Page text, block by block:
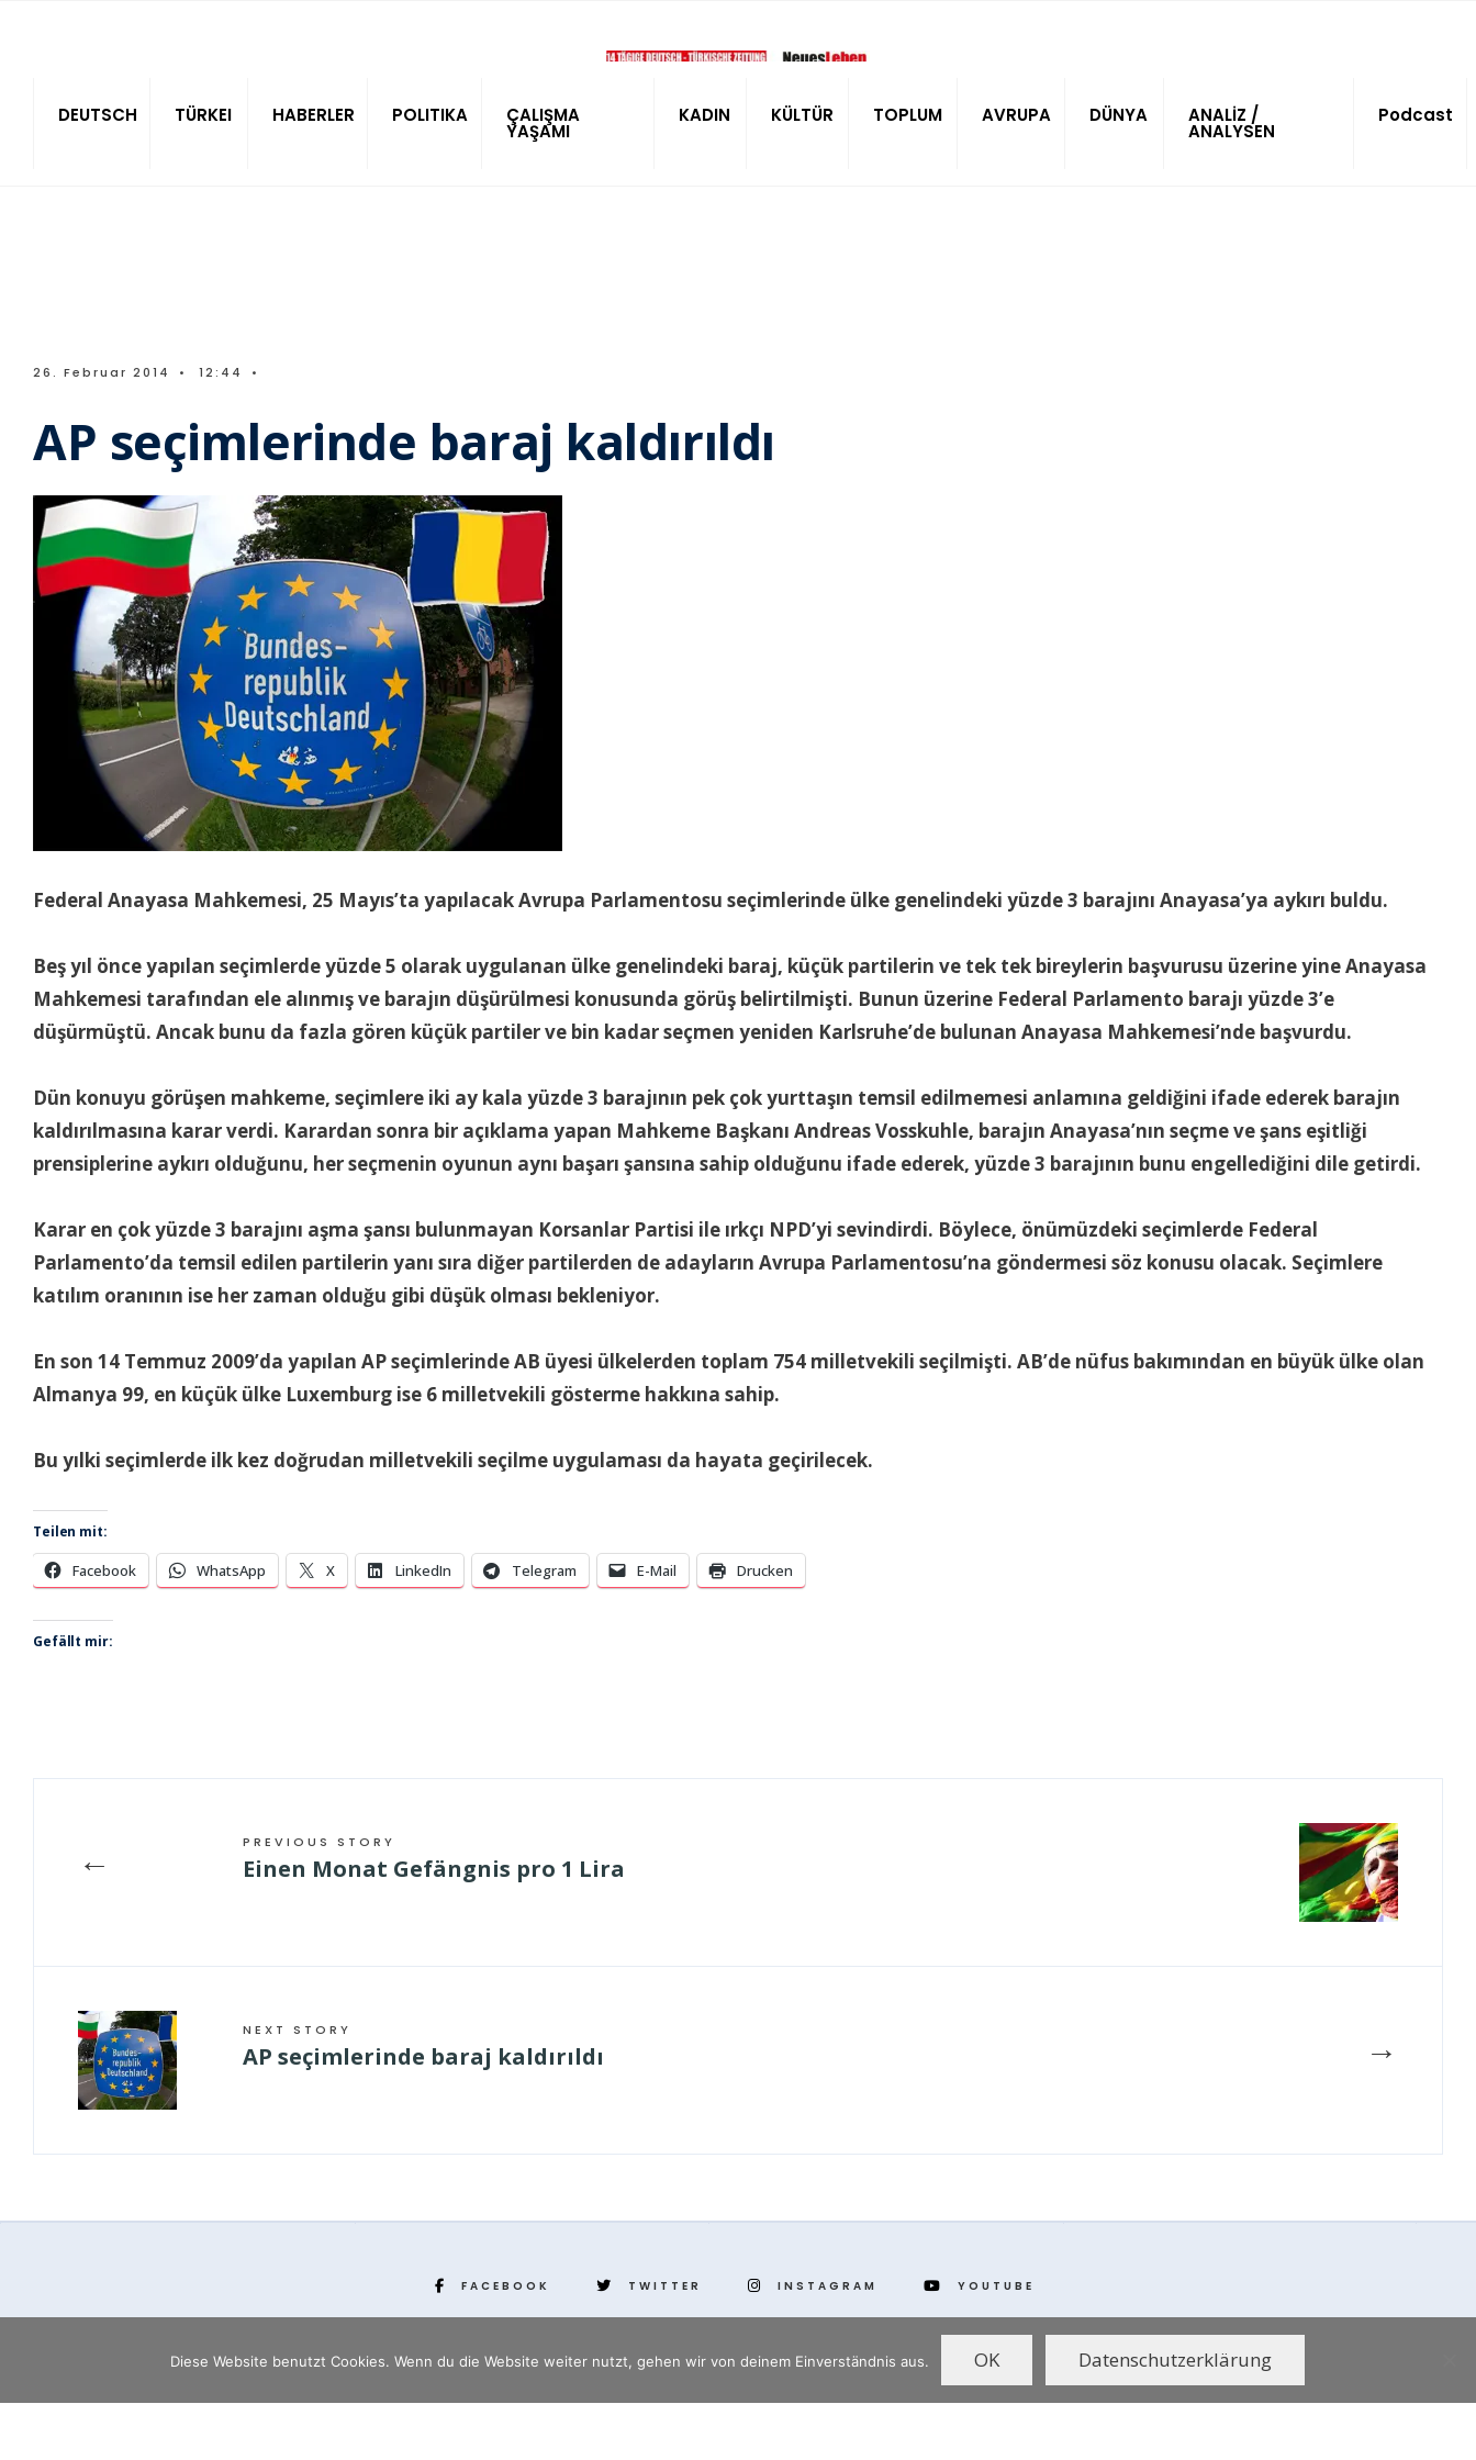
DEUTSCH TÜRKEI HABERLER POLITIKA ÇALIŞMA
YAŞAMI
KADIN KÜLTÜR TOPLUM AVRUPA DÜNYA ANALİZ /
ANALYSEN
Podcast
26. Februar 2014 • 12:44 •
AP seçimlerinde baraj kaldırıldı
Federal Anayasa Mahkemesi, 25 Mayıs’ta yapılacak Avrupa Parlamentosu seçimlerinde ülke genelindeki yüzde 3 barajını Anayasa’ya aykırı buldu.
Beş yıl önce yapılan seçimlerde yüzde 5 olarak uygulanan ülke genelindeki baraj, küçük partilerin ve tek tek bireylerin başvurusu üzerine yine Anayasa
Mahkemesi tarafından ele alınmış ve barajın düşürülmesi konusunda görüş belirtilmişti. Bunun üzerine Federal Parlamento barajı yüzde 3’e
düşürmüştü. Ancak bunu da fazla gören küçük partiler ve bin kadar seçmen yeniden Karlsruhe’de bulunan Anayasa Mahkemesi’nde başvurdu.
Dün konuyu görüşen mahkeme, seçimlere iki ay kala yüzde 3 barajının pek çok yurttaşın temsil edilmemesi anlamına geldiğini ifade ederek barajın
kaldırılmasına karar verdi. Karardan sonra bir açıklama yapan Mahkeme Başkanı Andreas Vosskuhle, barajın Anayasa’nın seçme ve şans eşitliği
prensiplerine aykırı olduğunu, her seçmenin oyunun aynı başarı şansına sahip olduğunu ifade ederek, yüzde 3 barajının bunu engellediğini dile getirdi.
Karar en çok yüzde 3 barajını aşma şansı bulunmayan Korsanlar Partisi ile ırkçı NPD’yi sevindirdi. Böylece, önümüzdeki seçimlerde Federal
Parlamento’da temsil edilen partilerin yanı sıra diğer partilerden de adayların Avrupa Parlamentosu’na göndermesi söz konusu olacak. Seçimlere
katılım oranının ise her zaman olduğu gibi düşük olması bekleniyor.
En son 14 Temmuz 2009’da yapılan AP seçimlerinde AB üyesi ülkelerden toplam 754 milletvekili seçilmişti. AB’de nüfus bakımından en büyük ülke olan
Almanya 99, en küçük ülke Luxemburg ise 6 milletvekili gösterme hakkına sahip.
Bu yılki seçimlerde ilk kez doğrudan milletvekili seçilme uygulaması da hayata geçirilecek.
Teilen mit:
Facebook WhatsApp X LinkedIn Telegram E-Mail Drucken
Gefällt mir:
← PREVIOUS STORY
Einen Monat Gefängnis pro 1 Lira
→
NEXT STORY
AP seçimlerinde baraj kaldırıldı
FACEBOOK TWITTER INSTAGRAM YOUTUBE
www.yenihayat.de
Diese Website benutzt Cookies. Wenn du die Website weiter nutzt, gehen wir von deinem Einverständnis aus. OK Datenschutzerklärung